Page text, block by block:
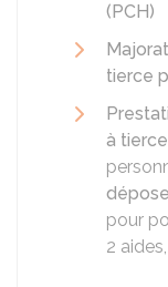
(PCH)
tierce
à
pour
2